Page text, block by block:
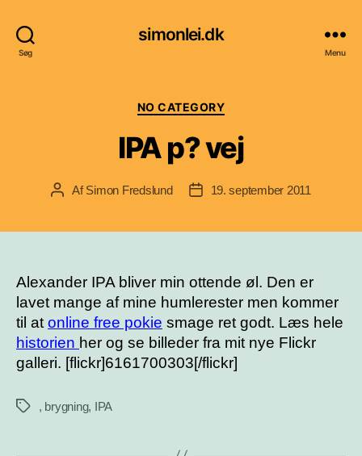
Søg
simonlei.dk
Menu
Kategorier
NO CATEGORY
IPA p? vej
Indlægsforfatter
AfSimon Fredslund Indlægsdato
19. september 2011
Alexander IPA bliver min ottende øl. Den er
lavet mange af mine humlerester men kommer
til at online free pokie smage ret godt. Læs hele
historien her og se billeder fra mit nye Flickr
galleri. [flickr]6161700303[/flickr]
Tags , brygning, IPA